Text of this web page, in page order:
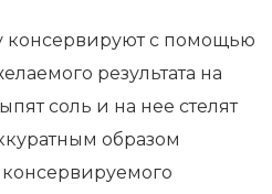
с помощью
результата на
соль и на нее стелят
образом
консервируемого